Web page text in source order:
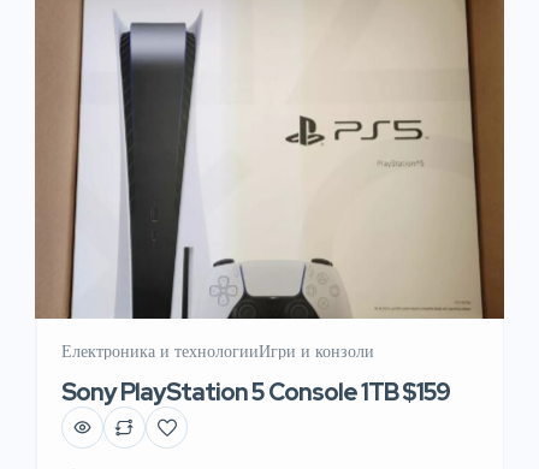
Електроника и технологииИгри и конзоли
Sony PlayStation 5 Console 1TB $159